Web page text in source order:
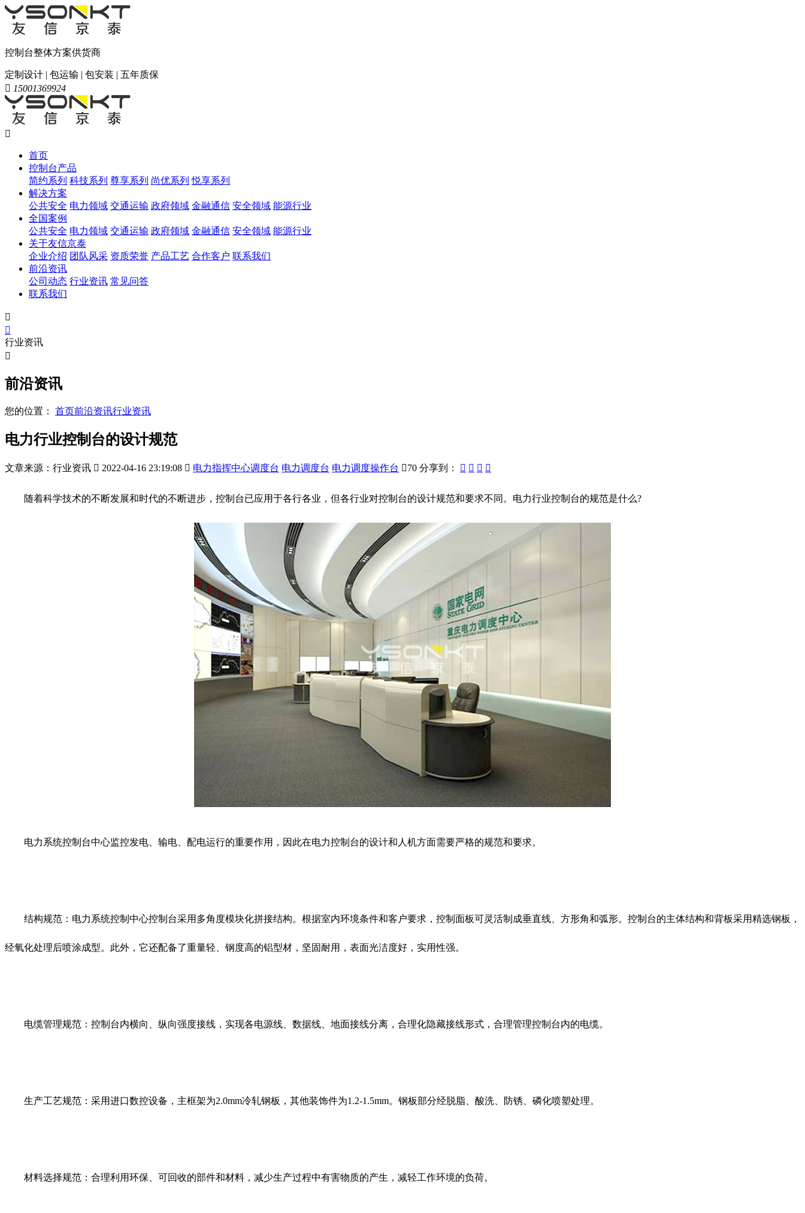
控制台整体方案供货商
定制设计 | 包运输 | 包安装 | 五年质保
 15001369924

首页
控制台产品
简约系列 科技系列 尊享系列 尚优系列 悦享系列
解决方案
公共安全 电力领域 交通运输 政府领域 金融通信 安全领域 能源行业
全国案例
公共安全 电力领域 交通运输 政府领域 金融通信 安全领域 能源行业
关于友信京泰
企业介绍 团队风采 资质荣誉 产品工艺 合作客户 联系我们
前沿资讯
公司动态 行业资讯 常见问答
联系我们


行业资讯

前沿资讯
您的位置： 首页前沿资讯行业资讯
电力行业控制台的设计规范
文章来源：行业资讯  2022-04-16 23:19:08  电力指挥中心调度台 电力调度台 电力调度操作台 70 分享到：    
随着科学技术的不断发展和时代的不断进步，控制台已应用于各行各业，但各行业对控制台的设计规范和要求不同。电力行业控制台的规范是什么?
电力系统控制台中心监控发电、输电、配电运行的重要作用，因此在电力控制台的设计和人机方面需要严格的规范和要求。
结构规范：电力系统控制中心控制台采用多角度模块化拼接结构。根据室内环境条件和客户要求，控制面板可灵活制成垂直线、方形角和弧形。控制台的主体结构和背板采用精选钢板，
经氧化处理后喷涂成型。此外，它还配备了重量轻、钢度高的铝型材，坚固耐用，表面光洁度好，实用性强。
电缆管理规范：控制台内横向、纵向强度接线，实现各电源线、数据线、地面接线分离，合理化隐藏接线形式，合理管理控制台内的电缆。
生产工艺规范：采用进口数控设备，主框架为2.0mm冷轧钢板，其他装饰件为1.2-1.5mm。钢板部分经脱脂、酸洗、防锈、磷化喷塑处理。
材料选择规范：合理利用环保、可回收的部件和材料，减少生产过程中有害物质的产生，减轻工作环境的负荷。